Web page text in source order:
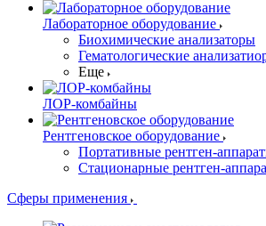
Лабораторное оборудование
Биохимические анализаторы
Гематологические
Еще
ЛОР-комбайны
Рентгеновское оборудование
Портативные рентген-
Стационарные рентген-
Сферы применения